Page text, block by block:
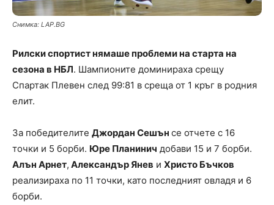
Снимка: LAP.BG
Рилски спортист нямаше проблеми на старта на
сезона в НБЛ. Шампионите доминираха срещу
Спартак Плевен след 99:81 в среща от 1 кръг в родния
елит.
За победителите Джордан Сешън се отчете с 16
точки и 5 борби. Юре Планинич добави 15 и 7 борби.
Алън Арнет, Александър Янев и Христо Бъчков
реализираха по 11 точки, като последният овладя и 6
борби.